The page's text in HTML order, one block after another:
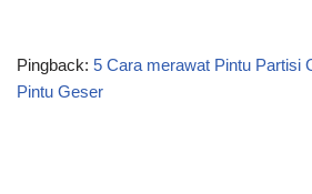
Pingback: 5 Cara merawat Pintu Partisi
Pintu Geser